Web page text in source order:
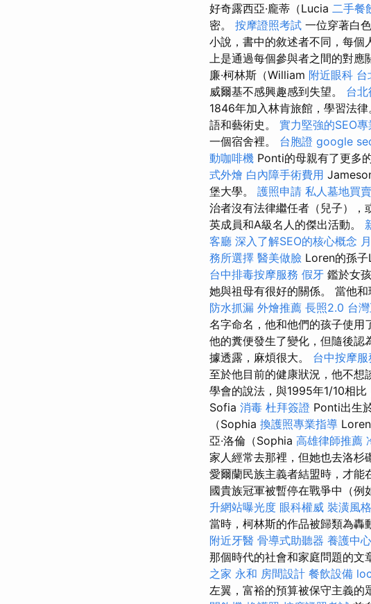
好奇露西亞·龐蒂（Lucia 二手餐
密。 按摩證照考試 一位穿著白
小說，書中的敘述者不同，每個
上是通過每個參與者之間的對應
廉·柯林斯（William 附近眼科 台
威爾基不感興趣感到失望。 台
1846年加入林肯旅館，學習法
語和藝術史。 實力堅強的SEO專
一個宿舍裡。 台胞證 google
動咖啡機 Ponti的母親有了更多
式外燴 白內障手術費用
堡大學。 護照申請 私人墓地買賣
治者沒有法律繼任者（兒子）
英成員和A級名人的傑出活動。
客廳 深入了解SEO的核心概念
務所選擇 醫美做臉 Loren的孫
台中排毒按摩服務 假牙 鑑於女
她與祖母有很好的關係。 當他
防水抓漏 外燴推薦 長照2.0 台
名字命名，他和他們的孩子使用
他的糞便發生了變化，但隨後認
據透露，麻煩很大。 台中按摩
至於他目前的健康狀況，他不想
學會的說法，與1995年1/10相
Sofia 消毒 杜拜簽證 Ponti出生
（Sophia 換護照專業指導
亞·洛倫（Sophia 高雄律師推薦
家人經常去那裡，但她也去洛杉
愛爾蘭民族主義者結盟時，才能
國貴族冠軍被暫停在戰爭中（
升網站曝光度 眼科權威 裝潢風格
當時，柯林斯的作品被歸類為轟
附近牙醫 骨導式助聽器 養護中
那個時代的社會和家庭問題的文
之家 永和 房間設計 餐飲設備
左翼，富裕的預算被保守主義的